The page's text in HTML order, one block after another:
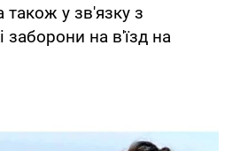
також у зв'язку з
заборони на в'їзд на